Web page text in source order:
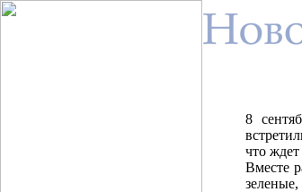
8
что
Вместе